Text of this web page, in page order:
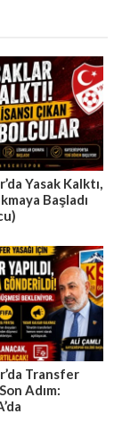
Yasak Kalktı,
Başladı
Transfer
Adım: